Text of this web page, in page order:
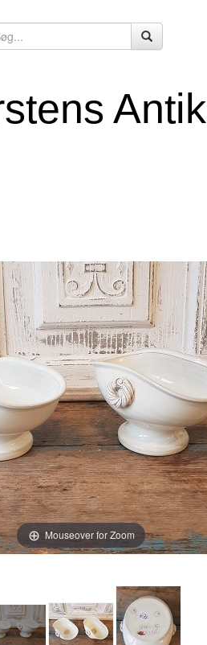
Antik
Mouseover for Zoom